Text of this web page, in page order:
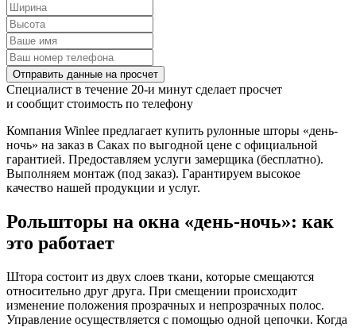
Отправить данные на просчет
Специалист в течение 20-и минут сделает просчет
и сообщит стоимость по телефону
Компания Winlee предлагает купить рулонные шторы «день-
ночь» на заказ в Саках по выгодной цене с официальной
гарантией. Предоставляем услуги замерщика (бесплатно).
Выполняем монтаж (под заказ). Гарантируем высокое
качество нашей продукции и услуг.
Рольшторы на окна «день-ночь»: как
это работает
Штора состоит из двух слоев ткани, которые смещаются
относительно друг друга. При смещении происходит
изменение положения прозрачных и непрозрачных полос.
Управление осуществляется с помощью одной цепочки. Когда